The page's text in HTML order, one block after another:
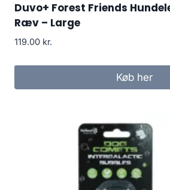
Duvo+ Forest Friends
Ræv – Large
119.00 kr.
Køb her